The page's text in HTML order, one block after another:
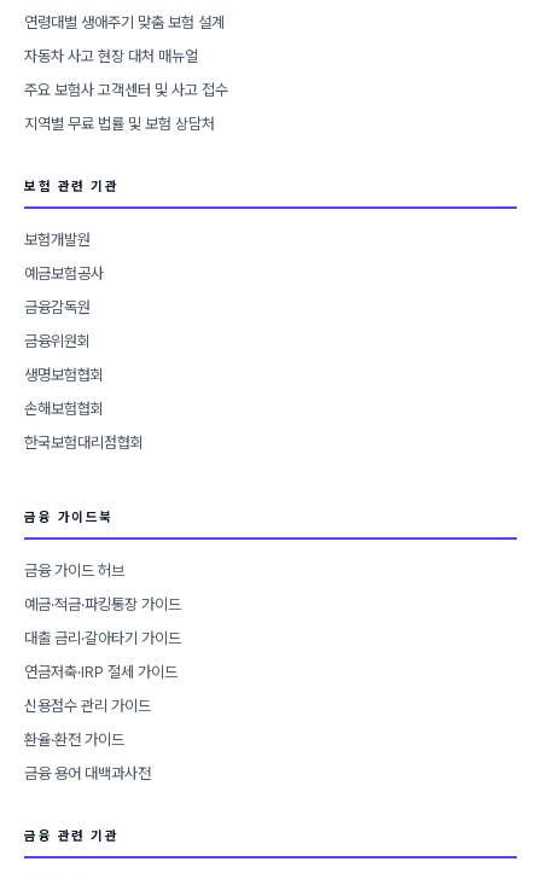
연령대별 생애주기 맞춤 보험 설계
자동차 사고 현장 대처 매뉴얼
주요 보험사 고객센터 및 사고 접수
지역별 무료 법률 및 보험 상담처
보험 관련 기관
보험개발원
예금보험공사
금융감독원
금융위원회
생명보험협회
손해보험협회
한국보험대리점협회
금융 가이드북
금융 가이드 허브
예금·적금·파킹통장 가이드
대출 금리·갈아타기 가이드
연금저축·IRP 절세 가이드
신용점수 관리 가이드
환율·환전 가이드
금융 용어 대백과사전
금융 관련 기관